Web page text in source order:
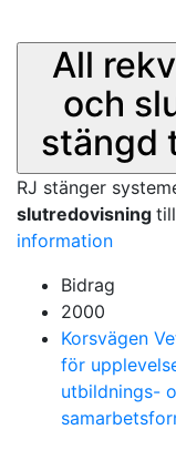
All
och
stängd
RJ stänger
slutredovisning
information
Bidrag
2000
Korsvägen
för
utbildnings-